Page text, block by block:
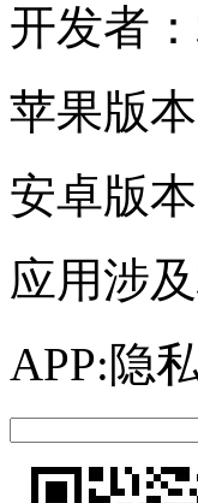
开发者：
苹果版本
安卓版本
应用涉
APP:隐